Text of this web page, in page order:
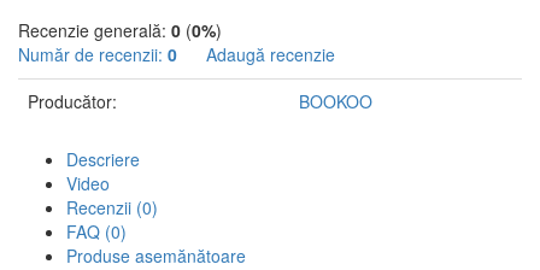
Recenzie generală: 0 (0%)
Număr de recenzii: 0
Adaugă recenzie
Producător:
BOOKOO
Descriere
Video
Recenzii (0)
FAQ (0)
Produse asemănătoare